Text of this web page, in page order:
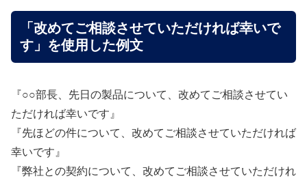
「改めてご相談させていただければ幸いで
す」を使用した例文
『○○部長、先日の製品について、改めてご相談させてい
ただければ幸いです』
『先ほどの件について、改めてご相談させていただければ
幸いです』
『弊社との契約について、改めてご相談させていただけれ